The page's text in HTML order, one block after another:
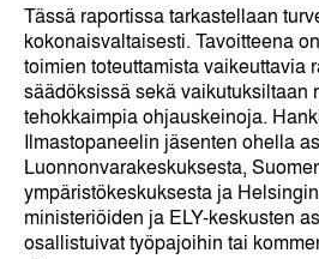
Tässä raportissa tarkastellaan
kokonaisvaltaisesti. Tavoitteena
toimien toteuttamista vaikeuttavia
säädöksissä sekä vaikutuksiltaan
tehokkaimpia ohjauskeinoja.
Ilmastopaneelin jäsenten ohella
Luonnonvarakeskuksesta,
ympäristökeskuksesta ja
ministeriöiden ja ELY-keskusten
osallistuivat työpajoihin tai